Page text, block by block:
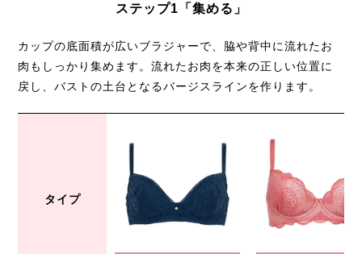
ステップ1「集める」
カップの底面積が広いブラジャーで、脇や背中に流れたお
肉もしっかり集めます。流れたお肉を本来の正しい位置に
戻し、バストの土台となるバージスラインを作ります。
タイプ